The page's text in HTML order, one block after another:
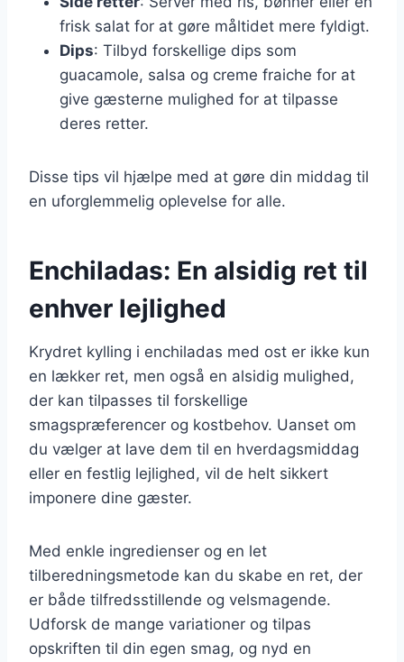
frisk salat for at gøre måltidet mere fyldigt.
Dips: Tilbyd forskellige dips som
guacamole, salsa og creme fraiche for at
give gæsterne mulighed for at tilpasse
deres retter.
Disse tips vil hjælpe med at gøre din middag til
en uforglemmelig oplevelse for alle.
Enchiladas: En alsidig ret til
enhver lejlighed
Krydret kylling i enchiladas med ost er ikke kun
en lækker ret, men også en alsidig mulighed,
der kan tilpasses til forskellige
smagspræferencer og kostbehov. Uanset om
du vælger at lave dem til en hverdagsmiddag
eller en festlig lejlighed, vil de helt sikkert
imponere dine gæster.
Med enkle ingredienser og en let
tilberedningsmetode kan du skabe en ret, der
er både tilfredsstillende og velsmagende.
Udforsk de mange variationer og tilpas
opskriften til din egen smag, og nyd en